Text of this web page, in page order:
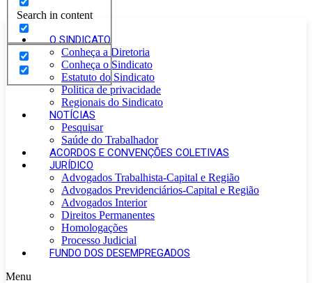
Search in content
O SINDICATO
Conheça a Diretoria
Conheça o Sindicato
Estatuto do Sindicato
Politica de privacidade
Regionais do Sindicato
NOTÍCIAS
Pesquisar
Saúde do Trabalhador
ACORDOS E CONVENÇÕES COLETIVAS
JURÍDICO
Advogados Trabalhista-Capital e Região
Advogados Previdenciários-Capital e Região
Advogados Interior
Direitos Permanentes
Homologações
Processo Judicial
FUNDO DOS DESEMPREGADOS
Menu